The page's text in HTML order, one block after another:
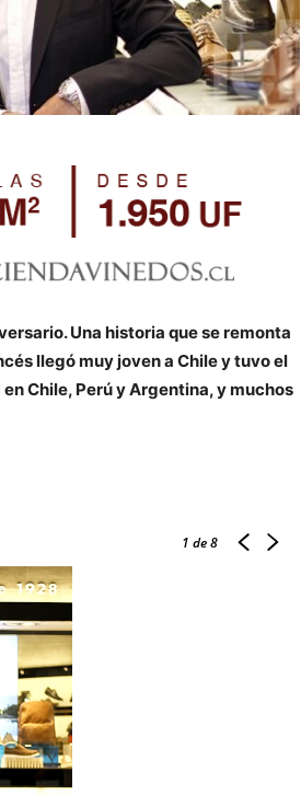
Una historia que se remonta
llegó muy joven a Chile y tuvo el
Chile, Perú y Argentina, y muchos
1 de 8